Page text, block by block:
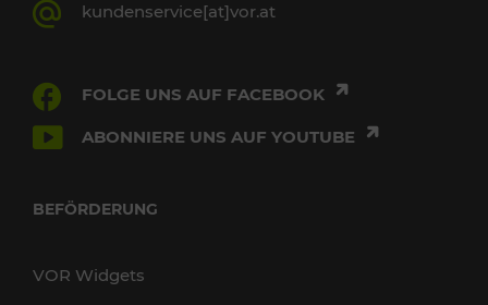
kundenservice[at]vor.at
FOLGE UNS AUF FACEBOOK
ABONNIERE UNS AUF YOUTUBE
BEFÖRDERUNG
VOR Widgets